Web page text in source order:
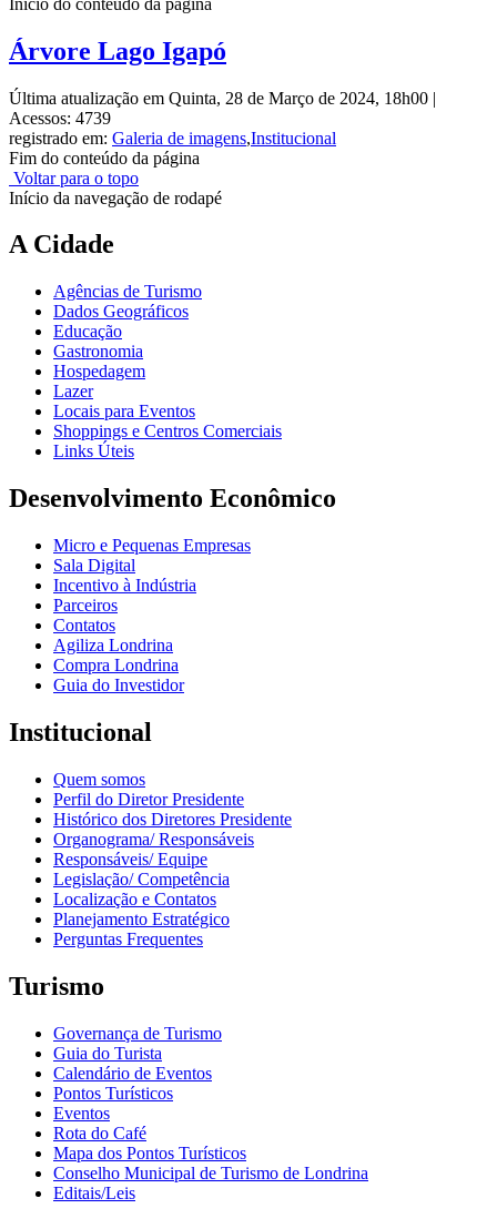
Árvore Lago Igapó
Última atualização em Quinta, 28 de Março de 2024, 18h00 |
Acessos: 4739
registrado em: Galeria de imagens,Institucional
Fim do conteúdo da página
Voltar para o topo
Início da navegação de rodapé
A Cidade
Agências de Turismo
Dados Geográficos
Educação
Gastronomia
Hospedagem
Lazer
Locais para Eventos
Shoppings e Centros Comerciais
Links Úteis
Desenvolvimento Econômico
Micro e Pequenas Empresas
Sala Digital
Incentivo à Indústria
Parceiros
Contatos
Agiliza Londrina
Compra Londrina
Guia do Investidor
Institucional
Quem somos
Perfil do Diretor Presidente
Histórico dos Diretores Presidente
Organograma/ Responsáveis
Responsáveis/ Equipe
Legislação/ Competência
Localização e Contatos
Planejamento Estratégico
Perguntas Frequentes
Turismo
Governança de Turismo
Guia do Turista
Calendário de Eventos
Pontos Turísticos
Eventos
Rota do Café
Mapa dos Pontos Turísticos
Conselho Municipal de Turismo de Londrina
Editais/Leis